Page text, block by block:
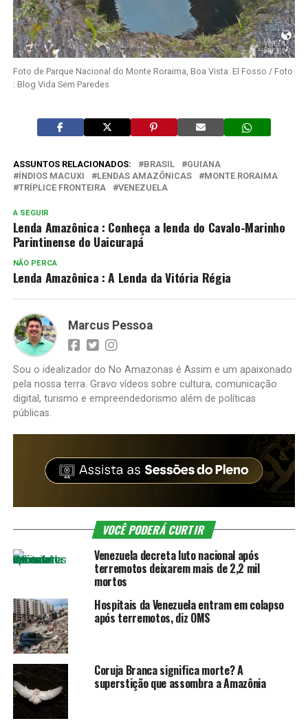
Foto de Parque Nacional do Monte Roraima, Boa Vista: El Fosso / Foto
: Blog Vida Sem Paredes
ASSUNTOS RELACIONADOS: BRASIL
GUIANA
ÍNDIOS MACUXI
LENDAS AMAZÔNICAS
MONTE RORAIMA
TRÍPLICE FRONTEIRA
VENEZUELA
A SEGUIR
Lenda Amazônica : Conheça a lenda do Cavalo-Marinho
Parintinense do Uaicurapá
NÃO PERCA
Lenda Amazônica : A Lenda da Vitória Régia
Marcus Pessoa
Sou o idealizador do No Amazonas é Assim e um apaixonado
pela nossa terra. Gravo vídeos sobre cultura, comunicação
digital, turismo e empreendedorismo além de políticas
públicas.
VOCÊ PODERÁ CURTIR
Venezuela decreta luto nacional após
terremotos deixarem mais de 2,2 mil
mortos
Hospitais da Venezuela entram em colapso
após terremotos, diz OMS
Coruja Branca significa morte? A
superstição que assombra a Amazônia